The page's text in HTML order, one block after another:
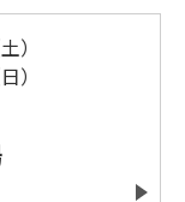
）
）